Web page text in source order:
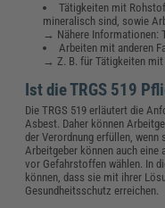
Tätigkeiten mit
mineralisch sind, sowie
→ Nähere Informationen:
Arbeiten mit anderen
→ Z. B. für Tätigkeiten mit
Ist die TRGS 519
Die TRGS 519 erläutert die
Asbest. Daher können
der Verordnung erfüllen, wenn
Arbeitgeber können auch
vor Gefahrstoffen wählen. In
können, dass sie mit ihrer
Gesundheitsschutz erreichen.